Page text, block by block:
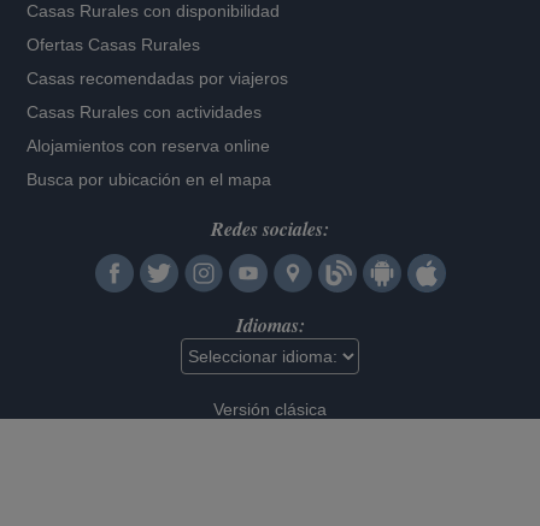
Casas Rurales con disponibilidad
Ofertas Casas Rurales
Casas recomendadas por viajeros
Casas Rurales con actividades
Alojamientos con reserva online
Busca por ubicación en el mapa
Redes sociales:
Idiomas:
Versión clásica